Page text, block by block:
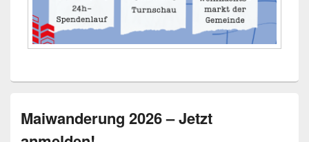
Maiwanderung 2026 – Jetzt